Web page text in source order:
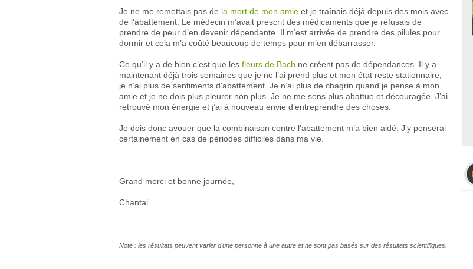
Je ne me remettais pas de la mort de mon amie et je traînais déjà depuis des mois avec
de l'abattement. Le médecin m’avait prescrit des médicaments que je refusais de
prendre de peur d’en devenir dépendante. Il m’est arrivée de prendre des pilules pour
dormir et cela m’a coûté beaucoup de temps pour m’en débarrasser.
Ce qu’il y a de bien c’est que les fleurs de Bach ne créent pas de dépendances. Il y a
maintenant déjà trois semaines que je ne l’ai prend plus et mon état reste stationnaire,
je n’ai plus de sentiments d'abattement. Je n’ai plus de chagrin quand je pense à mon
amie et je ne dois plus pleurer non plus. Je ne me sens plus abattue et découragée. J’ai
retrouvé mon énergie et j’ai à nouveau envie d’entreprendre des choses.
Je dois donc avouer que la combinaison contre l'abattement m’a bien aidé. J’y penserai
certainement en cas de périodes difficiles dans ma vie.
Grand merci et bonne journée,
Chantal
Note : les résultats peuvent varier d'une personne à une autre et ne sont pas basés sur des résultats scientifiques.